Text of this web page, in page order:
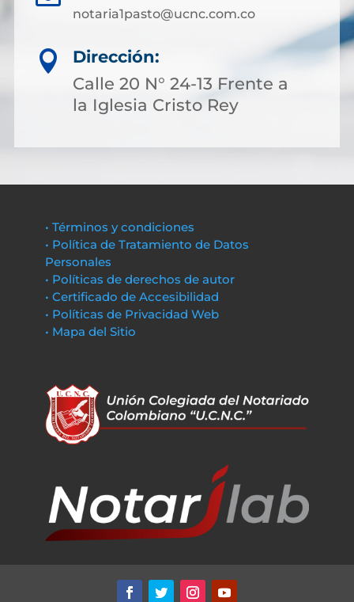
notaria1pasto@ucnc.com.co

Dirección:
Calle 20 N° 24-13 Frente a
la Iglesia Cristo Rey
• Términos y condiciones
• Política de Tratamiento de Datos
Personales
• Políticas de derechos de autor
• Certificado de Accesibilidad
• Políticas de Privacidad Web
• Mapa del Sitio